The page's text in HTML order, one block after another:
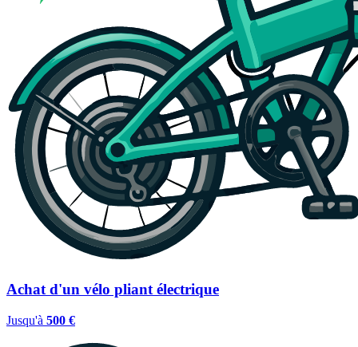
Achat d'un vélo pliant électrique
Jusqu'à 500 €